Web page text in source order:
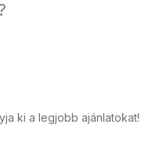
ki a legjobb ajánlatokat!